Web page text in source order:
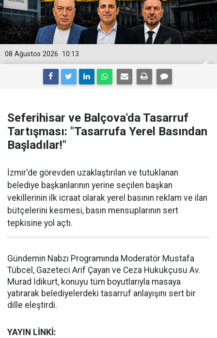
10:13
08 Ağustos 2026
Seferihisar ve Balçova'da Tasarruf
Tartışması: "Tasarrufa Yerel Basından
Başladılar!"
İzmir'de görevden uzaklaştırılan ve tutuklanan
belediye başkanlarının yerine seçilen başkan
vekillerinin ilk icraat olarak yerel basının reklam ve ilan
bütçelerini kesmesi, basın mensuplarının sert
tepkisine yol açtı.
Gündemin Nabzı Programında Moderatör Mustafa
Tübcel, Gazeteci Arif Çayan ve Ceza Hukukçusu Av.
Murad İdikurt, konuyu tüm boyutlarıyla masaya
yatırarak belediyelerdeki tasarruf anlayışını sert bir
dille eleştirdi.
YAYIN LİNKİ: